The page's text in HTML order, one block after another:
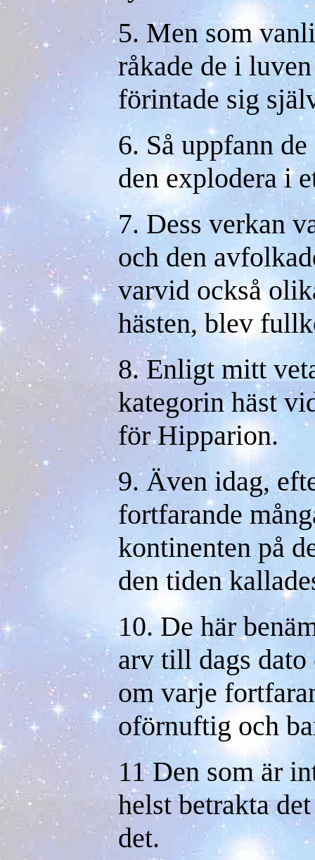
5. Men som
råkade de i
förintade sig
6. Så uppfann
den explodera i
7. Dess verkan
och den
varvid också
hästen, blev
8. Enligt mitt
kategorin häst
för Hipparion.
9. Även idag,
fortfarande
kontinenten på
den tiden
10. De här
arv till dags
om varje
oförnuftig och
11 Den som är
helst betrakta
det.